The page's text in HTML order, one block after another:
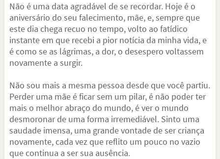
Não é uma data agradável de se recordar. Hoje é o
aniversário do seu falecimento, mãe, e, sempre que
este dia chega recuo no tempo, volto ao fatídico
instante em que recebi a pior notícia da minha vida, e
é como se as lágrimas, a dor, o desespero voltassem
novamente a surgir.
Não sou mais a mesma pessoa desde que você partiu.
Perder uma mãe é ficar sem um pilar, é não poder ter
mais o melhor abraço do mundo, é ver o mundo
desmoronar de uma forma irremediável. Sinto uma
saudade imensa, uma grande vontade de ser criança
novamente, cada vez que reflito um pouco no vazio
que continua a ser sua ausência.